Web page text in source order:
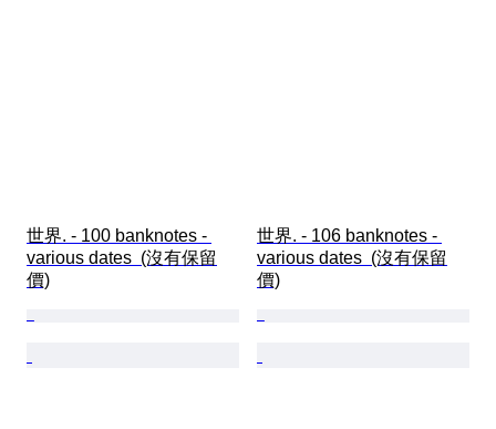
世界. - 100 banknotes -
various dates  (沒有保留
價)
世界. - 106 banknotes -
various dates  (沒有保留
價)